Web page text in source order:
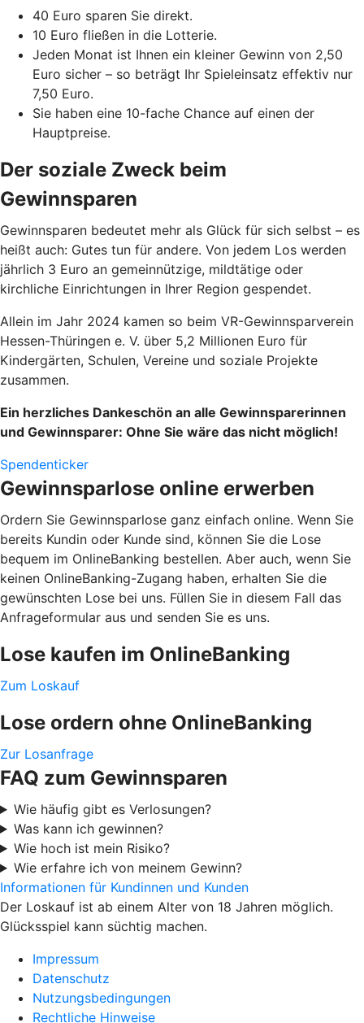
40 Euro sparen Sie direkt.
10 Euro fließen in die Lotterie.
Jeden Monat ist Ihnen ein kleiner Gewinn von 2,50
Euro sicher – so beträgt Ihr Spieleinsatz effektiv nur
7,50 Euro.
Sie haben eine 10-fache Chance auf einen der
Hauptpreise.
Der soziale Zweck beim
Gewinnsparen
Gewinnsparen bedeutet mehr als Glück für sich selbst – es
heißt auch: Gutes tun für andere. Von jedem Los werden
jährlich 3 Euro an gemeinnützige, mildtätige oder
kirchliche Einrichtungen in Ihrer Region gespendet.
Allein im Jahr 2024 kamen so beim VR-Gewinnsparverein
Hessen-Thüringen e. V. über 5,2 Millionen Euro für
Kindergärten, Schulen, Vereine und soziale Projekte
zusammen.
Ein herzliches Dankeschön an alle Gewinnsparerinnen
und Gewinnsparer: Ohne Sie wäre das nicht möglich!
Spendenticker
Gewinnsparlose online erwerben
Ordern Sie Gewinnsparlose ganz einfach online. Wenn Sie
bereits Kundin oder Kunde sind, können Sie die Lose
bequem im OnlineBanking bestellen. Aber auch, wenn Sie
keinen OnlineBanking-Zugang haben, erhalten Sie die
gewünschten Lose bei uns. Füllen Sie in diesem Fall das
Anfrageformular aus und senden Sie es uns.
Lose kaufen im OnlineBanking
Zum Loskauf
Lose ordern ohne OnlineBanking
Zur Losanfrage
FAQ zum Gewinnsparen
Wie häufig gibt es Verlosungen?
Was kann ich gewinnen?
Wie hoch ist mein Risiko?
Wie erfahre ich von meinem Gewinn?
Informationen für Kundinnen und Kunden
Der Loskauf ist ab einem Alter von 18 Jahren möglich.
Glücksspiel kann süchtig machen.
Impressum
Datenschutz
Nutzungsbedingungen
Rechtliche Hinweise